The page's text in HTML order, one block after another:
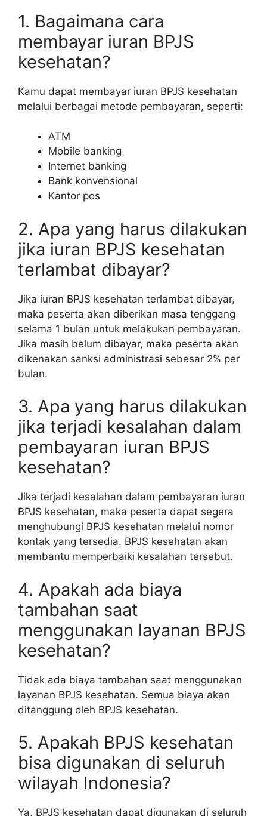
1. Bagaimana cara
membayar iuran BPJS
kesehatan?
Kamu dapat membayar iuran BPJS kesehatan
melalui berbagai metode pembayaran, seperti:
ATM
Mobile banking
Internet banking
Bank konvensional
Kantor pos
2. Apa yang harus dilakukan
jika iuran BPJS kesehatan
terlambat dibayar?
Jika iuran BPJS kesehatan terlambat dibayar,
maka peserta akan diberikan masa tenggang
selama 1 bulan untuk melakukan pembayaran.
Jika masih belum dibayar, maka peserta akan
dikenakan sanksi administrasi sebesar 2% per
bulan.
3. Apa yang harus dilakukan
jika terjadi kesalahan dalam
pembayaran iuran BPJS
kesehatan?
Jika terjadi kesalahan dalam pembayaran iuran
BPJS kesehatan, maka peserta dapat segera
menghubungi BPJS kesehatan melalui nomor
kontak yang tersedia. BPJS kesehatan akan
membantu memperbaiki kesalahan tersebut.
4. Apakah ada biaya
tambahan saat
menggunakan layanan BPJS
kesehatan?
Tidak ada biaya tambahan saat menggunakan
layanan BPJS kesehatan. Semua biaya akan
ditanggung oleh BPJS kesehatan.
5. Apakah BPJS kesehatan
bisa digunakan di seluruh
wilayah Indonesia?
Ya, BPJS kesehatan dapat digunakan di seluruh